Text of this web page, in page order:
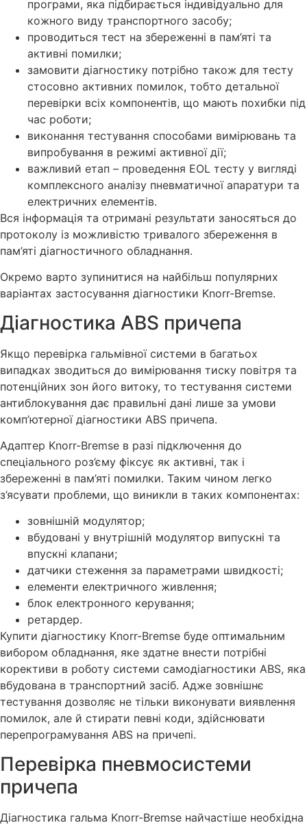
програми, яка підбирається індивідуально для
кожного виду транспортного засобу;
проводиться тест на збереженні в пам’яті та
активні помилки;
замовити діагностику потрібно також для тесту
стосовно активних помилок, тобто детальної
перевірки всіх компонентів, що мають похибки під
час роботи;
виконання тестування способами вимірювань та
випробування в режимі активної дії;
важливий етап – проведення EOL тесту у вигляді
комплексного аналізу пневматичної апаратури та
електричних елементів.
Вся інформація та отримані результати заносяться до
протоколу із можливістю тривалого збереження в
пам’яті діагностичного обладнання.
Окремо варто зупинитися на найбільш популярних
варіантах застосування діагностики Knorr-Bremse.
Діагностика ABS причепа
Якщо перевірка гальмівної системи в багатьох
випадках зводиться до вимірювання тиску повітря та
потенційних зон його витоку, то тестування системи
антиблокування дає правильні дані лише за умови
комп’ютерної діагностики ABS причепа.
Адаптер Knorr-Bremse в разі підключення до
спеціального роз’єму фіксує як активні, так і
збереженні в пам’яті помилки. Таким чином легко
з’ясувати проблеми, що виникли в таких компонентах:
зовнішній модулятор;
вбудовані у внутрішній модулятор випускні та
впускні клапани;
датчики стеження за параметрами швидкості;
елементи електричного живлення;
блок електронного керування;
ретардер.
Купити діагностику Knorr-Bremse буде оптимальним
вибором обладнання, яке здатне внести потрібні
корективи в роботу системи самодіагностики ABS, яка
вбудована в транспортний засіб. Адже зовнішнє
тестування дозволяє не тільки виконувати виявлення
помилок, але й стирати певні коди, здійснювати
перепрограмування ABS на причепі.
Перевірка пневмосистеми
причепа
Діагностика гальма Knorr-Bremse найчастіше необхідна